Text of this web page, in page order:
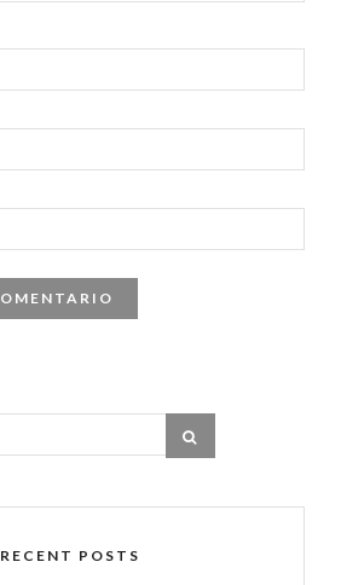
RECENT POSTS